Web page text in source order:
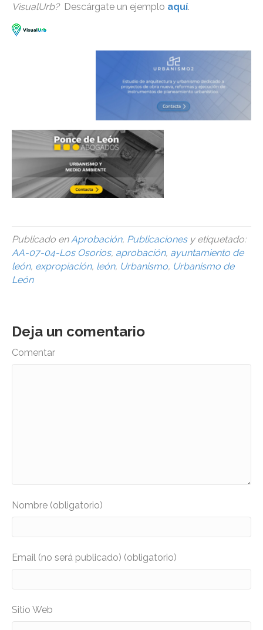
VisualUrb?Descárgate un ejemplo aquí.
Publicado enAprobación, Publicacionesy etiquetado:
AA-07-04-Los Osorios, aprobación, ayuntamiento de
león, expropiación, león, Urbanismo, Urbanismo de
León
Deja un comentario
Comentar
Nombre (obligatorio)
Email (no será publicado) (obligatorio)
Sitio Web